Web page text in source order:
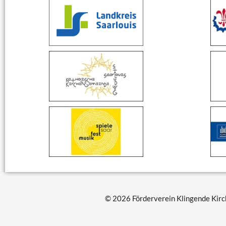
© 2026 Förderverein Klingende